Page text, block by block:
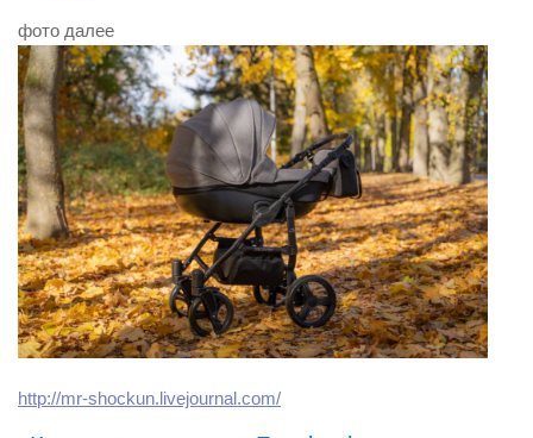
фото далее
http://mr-shockun.livejournal.com/